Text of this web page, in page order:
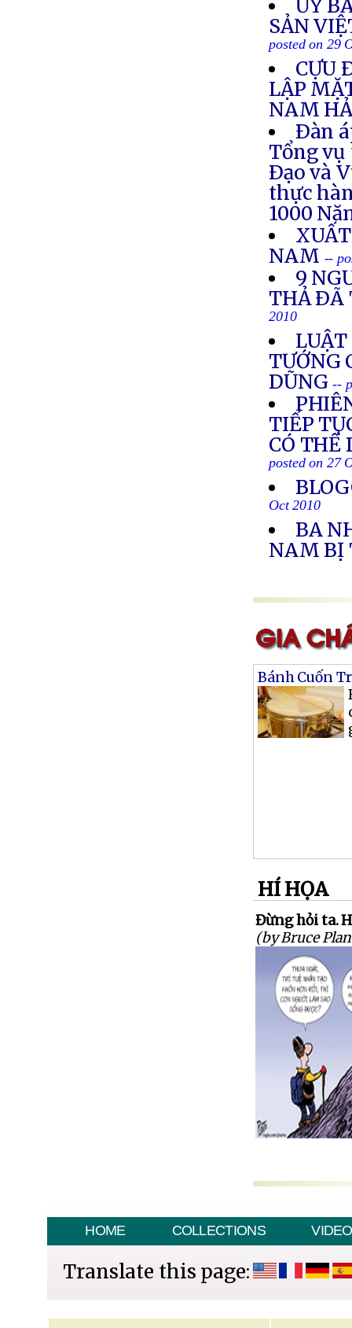
ỦY
SẢN
posted on 29
CỰU
LẬP
NAM
Ðàn
Tổng
Ðạo và
thực
1000
NAM --
9
THẢ ÐÃ
2010
TƯỚNG
DŨNG --
TIẾP
CÓ THỂ
posted on 27
Oct 2010
BA
NAM BỊ
Bánh Cuốn
HÍ HỌA
Đừng hỏi ta.
(by Bruce
HOME COLLECTIONS VIDEO
Translate this page: